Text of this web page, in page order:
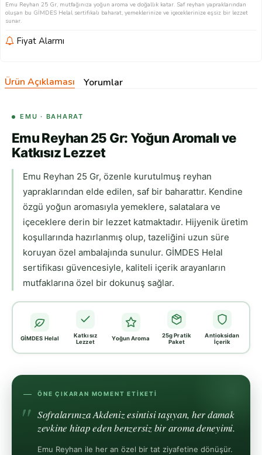
Emu Reyhan 25 Gr, mutfağınıza yoğun aroma ve doğallık katar. Saf reyhan yapraklarından
oluşan bu GİMDES Helal sertifikalı baharat, yemeklerinize ve içeceklerinize eşsiz bir lezzet
sunar.
Fiyat Alarmı
Ürün Açıklaması Yorumlar
EMU · BAHARAT
Emu Reyhan 25 Gr: Yoğun Aromalı ve
Katkısız Lezzet
Emu Reyhan 25 Gr, özenle kurutulmuş reyhan
yapraklarından elde edilen, saf bir baharattır. Kendine
özgü yoğun aromasıyla yemeklere, salatalara ve
içeceklere derin bir lezzet katmaktadır. Hijyenik üretim
koşullarında hazırlanmış olup, tazeliğini uzun süre
koruyan özel ambalajında sunulur. GİMDES Helal
sertifikası güvencesiyle, kaliteli içerik arayanların
mutfaklarına özel bir dokunuş sağlar.
GİMDES Helal
Katkısız
Lezzet
Yoğun Aroma
25g Pratik
Paket
Antioksidan
İçerik
ÖNE ÇIKARAN MOMENT ETIKETI
Sofralarınıza Akdeniz esintisi taşıyan, her damak
zevkine hitap eden benzersiz bir aroma deneyimi.
Emu Reyhan ile her an özel bir tat ziyafetine dönüşür.